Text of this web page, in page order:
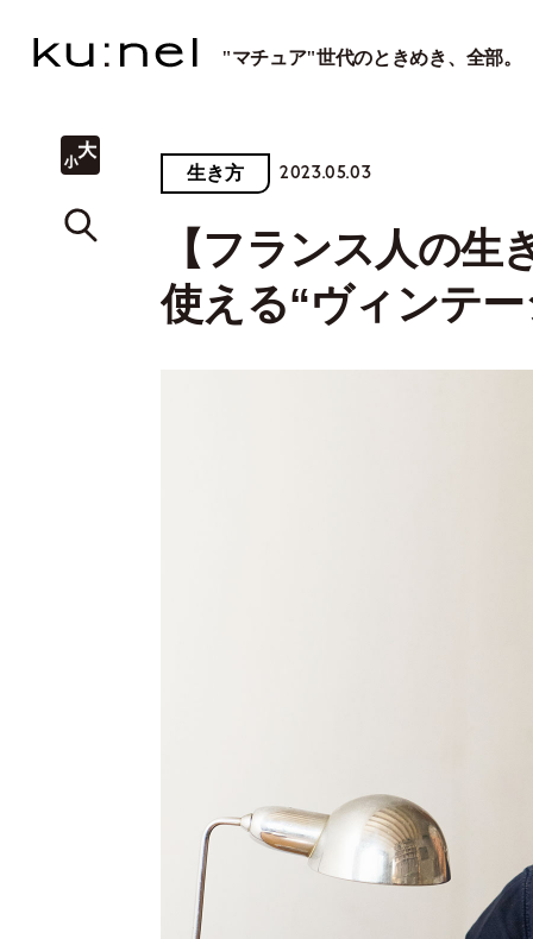
"マチュア"世代のときめき、全部。
生き方 2023.05.03
【フランス人の
使える“ヴィンテ